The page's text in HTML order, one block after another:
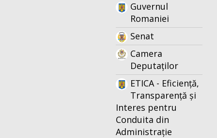
Guvernul
Romaniei
Senat
Camera
Deputaților
ETICA - Eficiență,
Transparență și
Interes pentru
Conduita din
Administrație